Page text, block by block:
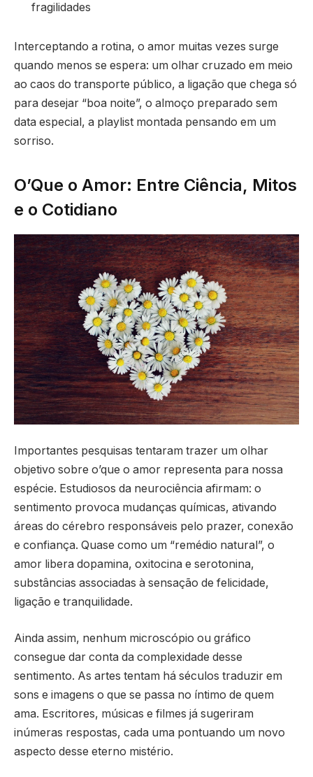
fragilidades
Interceptando a rotina, o amor muitas vezes surge
quando menos se espera: um olhar cruzado em meio
ao caos do transporte público, a ligação que chega só
para desejar “boa noite”, o almoço preparado sem
data especial, a playlist montada pensando em um
sorriso.
O’Que o Amor: Entre Ciência, Mitos
e o Cotidiano
Importantes pesquisas tentaram trazer um olhar
objetivo sobre o’que o amor representa para nossa
espécie. Estudiosos da neurociência afirmam: o
sentimento provoca mudanças químicas, ativando
áreas do cérebro responsáveis pelo prazer, conexão
e confiança. Quase como um “remédio natural”, o
amor libera dopamina, oxitocina e serotonina,
substâncias associadas à sensação de felicidade,
ligação e tranquilidade.
Ainda assim, nenhum microscópio ou gráfico
consegue dar conta da complexidade desse
sentimento. As artes tentam há séculos traduzir em
sons e imagens o que se passa no íntimo de quem
ama. Escritores, músicas e filmes já sugeriram
inúmeras respostas, cada uma pontuando um novo
aspecto desse eterno mistério.